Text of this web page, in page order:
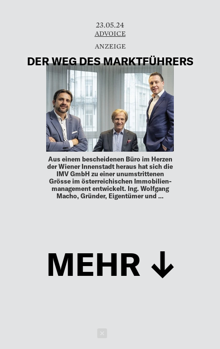
23.05.24
ADVOICE
DER WEG DES MARKTFÜHRERS
Aus einem bescheidenen Büro im Herzen
der Wiener Innenstadt heraus hat sich die
IMV GmbH zu einer unumstrittenen
Grösse im österreichischen Immobilien­
management entwickelt. Ing. Wolfgang
Macho, Gründer, Eigentümer und …
MEHR